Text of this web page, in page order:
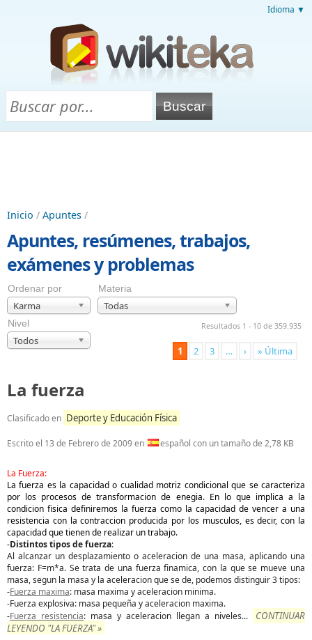
Idioma ▼
Inicio / Apuntes /
Apuntes, resúmenes, trabajos,
exámenes y problemas
Ordenar por
Karma
Materia
Todas
Nivel
Todos
Resultados 1 - 10 de 359.935
1 2 3 … › » Última
La fuerza
Clasificado en Deporte y Educación Física
Escrito el 13 de Febrero de 2009en español con un tamaño de 2,78 KB
La Fuerza:
La fuerza es la capacidad o cualidad motriz condicional que se caracteriza
por los procesos de transformacion de enegia. En lo que implica a la
condicion fisica definiremos la fuerza como la capacidad de vencer a una
resistencia con la contraccion producida por los musculos, es decir, con la
capacidad que tienen de realizar un trabajo.
-Distintos tipos de fuerza:
Al alcanzar un desplazamiento o aceleracion de una masa, aplicando una
fuerza: F=m*a. Se trata de una fuerza finamica, con la que se mueve una
masa, segun la masa y la aceleracion que se de, podemos distinguir 3 tipos:
-Fuerza maxima: masa maxima y aceleracion minima.
-Fuerza explosiva: masa pequeña y aceleracion maxima.
-Fuerza resistencia: masa y aceleracion llegan a niveles...
CONTINUAR
LEYENDO "LA FUERZA" »